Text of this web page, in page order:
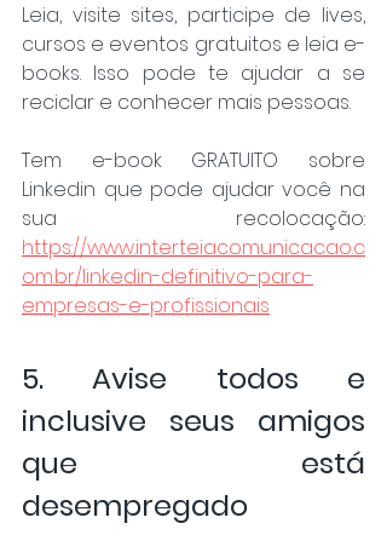
Leia, visite sites, participe de lives,
cursos e eventos gratuitos e leia e-
books. Isso pode te ajudar a se
reciclar e conhecer mais pessoas.
Tem e-book GRATUITO sobre
Linkedin que pode ajudar você na
https://www.interteiacomunicacao.c
om.br/linkedin-definitivo-para-
empresas-e-profissionais
5. Avise todos e
inclusive seus amigos
que está
desempregado